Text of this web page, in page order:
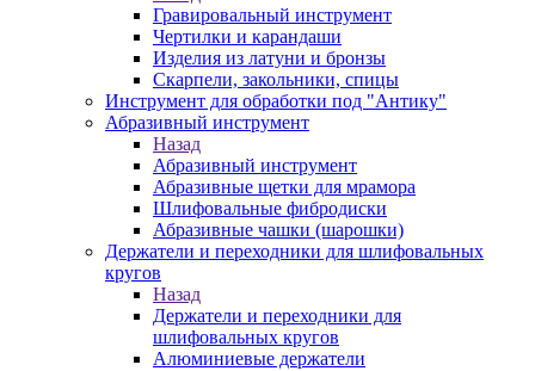
Гравировальный инструмент
Чертилки и карандаши
Изделия из латуни и бронзы
Скарпели, закольники, спицы
Инструмент для обработки под "Антику"
Абразивный инструмент
Назад
Абразивный инструмент
Абразивные щетки для мрамора
Шлифовальные фибродиски
Абразивные чашки (шарошки)
Держатели и переходники для шлифовальных
кругов
Назад
Держатели и переходники для
шлифовальных кругов
Алюминиевые держатели